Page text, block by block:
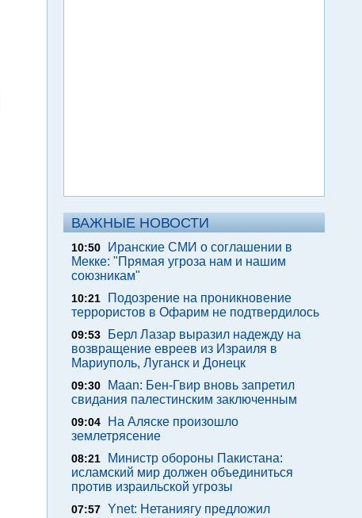
ВАЖНЫЕ НОВОСТИ
10:50
Иранские СМИ о соглашении в
Мекке: "Прямая угроза нам и нашим
союзникам"
10:21
Подозрение на проникновение
террористов в Офарим не подтвердилось
09:53
Берл Лазар выразил надежду на
возвращение евреев из Израиля в
Мариуполь, Луганск и Донецк
09:30
Maan: Бен-Гвир вновь запретил
свидания палестинским заключенным
09:04
На Аляске произошло
землетрясение
08:21
Министр обороны Пакистана:
исламский мир должен объединиться
против израильской угрозы
07:57 Ynet: Нетаниягу предложил